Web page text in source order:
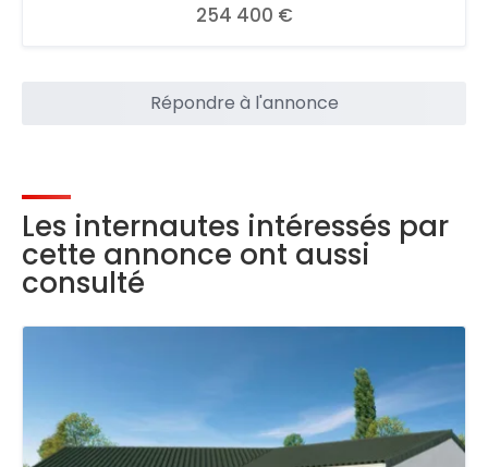
254 400 €
Répondre à l'annonce
Les internautes intéressés par
cette annonce ont aussi
consulté